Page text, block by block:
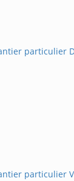
particulier
particulier